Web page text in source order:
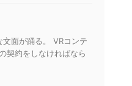
面が踊る。 VRコンテ
契約をしなければなら